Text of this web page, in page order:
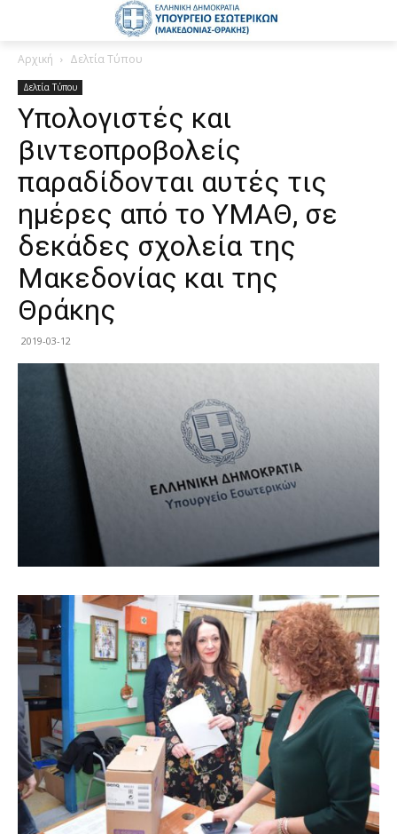
Αρχική Δελτία Τύπου
Δελτία Τύπου
Υπολογιστές και
βιντεοπροβολείς
παραδίδονται αυτές τις
ημέρες από το ΥΜΑΘ, σε
δεκάδες σχολεία της
Μακεδονίας και της
Θράκης
2019-03-12